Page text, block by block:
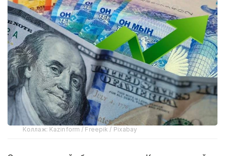
Коллаж: Kazinform / Freepik / Pixabay